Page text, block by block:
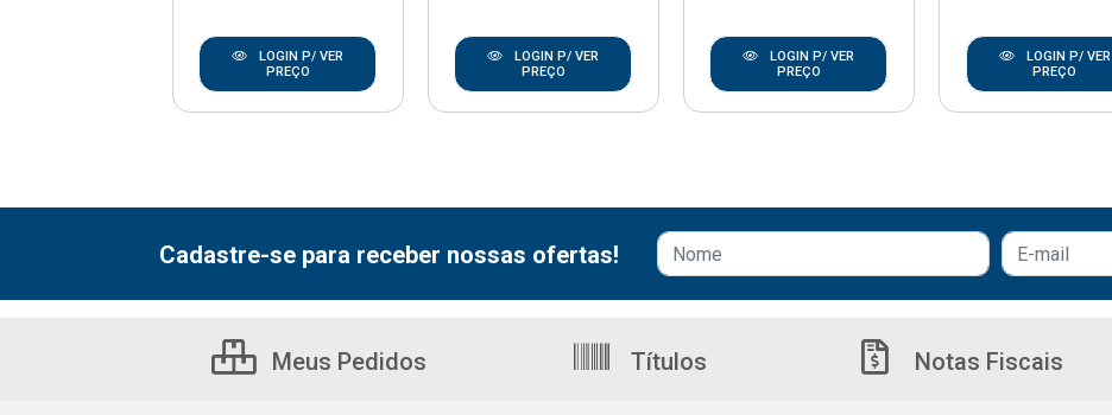
LOGIN P/ VER
PREÇO
LOGIN P/ VER
PREÇO
LOGIN P/ VER
PREÇO
LOGIN P/ VER
PREÇO
Cadastre-se para receber nossas ofertas!
Meus Pedidos Títulos Notas Fiscais